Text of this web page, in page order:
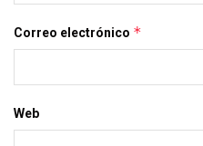
Correo electrónico *
Web